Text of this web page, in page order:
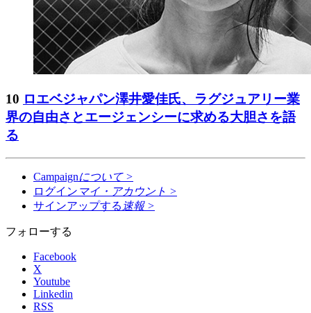
10 ロエベジャパン澤井愛佳氏、ラグジュアリー業
界の自由さとエージェンシーに求める大胆さを語
る
Campaignについて >
ログイン マイ・アカウント >
サインアップする 速報 >
フォローする
Facebook
X
Youtube
Linkedin
RSS